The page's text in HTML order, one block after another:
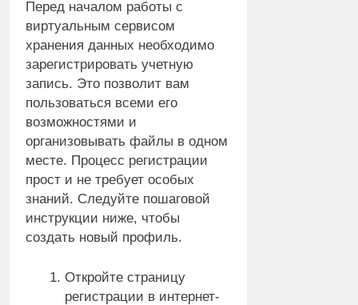
Перед началом работы с
виртуальным сервисом
хранения данных необходимо
зарегистрировать учетную
запись. Это позволит вам
пользоваться всеми его
возможностями и
организовывать файлы в одном
месте. Процесс регистрации
прост и не требует особых
знаний. Следуйте пошаговой
инструкции ниже, чтобы
создать новый профиль.
Откройте страницу
регистрации в интернет-